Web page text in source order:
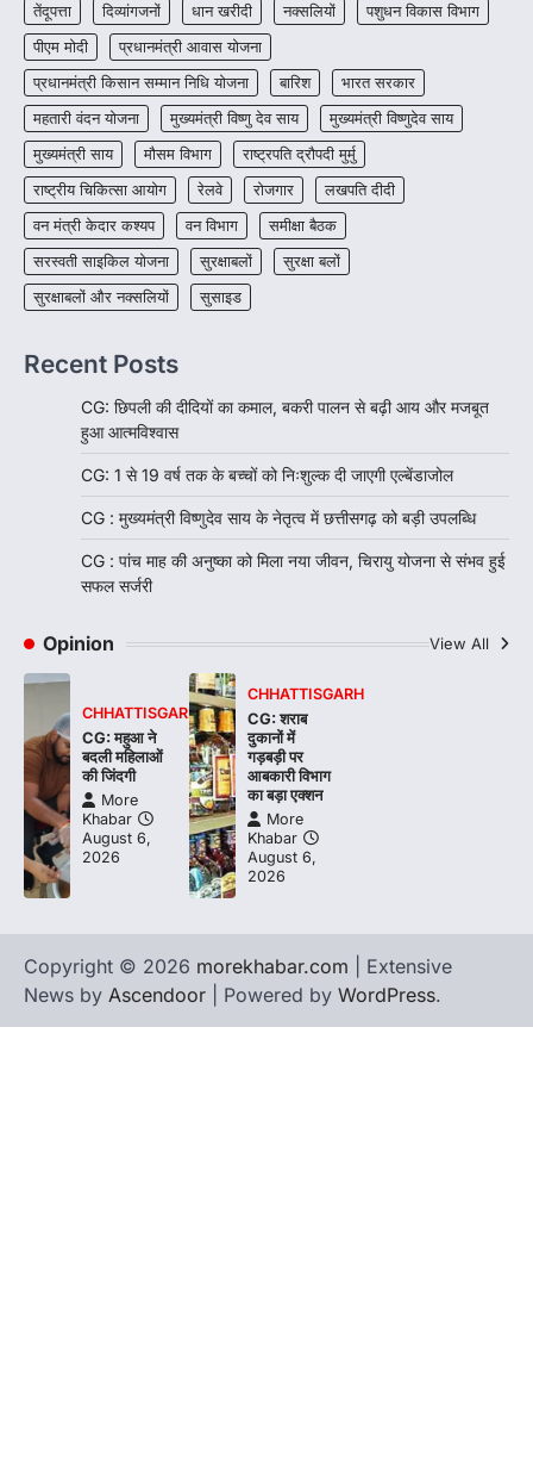
4
जशपुर जिले की 5 माह की मासूम…
तेंदूपत्ता दिव्यांगजनों धान खरीदी नक्सलियों
पशुधन विकास विभाग
पीएम मोदी
प्रधानमंत्री आवास योजना
प्रधानमंत्री किसान सम्मान निधि योजना
बारिश
भारत सरकार
महतारी वंदन योजना
मुख्यमंत्री विष्णु देव साय
मुख्यमंत्री विष्णुदेव साय
मुख्यमंत्री साय
मौसम विभाग
राष्ट्रपति द्रौपदी मुर्मु
राष्ट्रीय चिकित्सा आयोग
रेलवे रोजगार
लखपति दीदी
वन मंत्री केदार कश्यप
वन विभाग
समीक्षा बैठक
सरस्वती साइकिल योजना
सुरक्षाबलों
सुरक्षा बलों
सुरक्षाबलों और नक्सलियों
सुसाइड
Recent Posts
CG: छिपली की दीदियों का कमाल, बकरी पालन से बढ़ी आय और मजबूत
हुआ आत्मविश्वास
CG: 1 से 19 वर्ष तक के बच्चों को निःशुल्क दी जाएगी एल्बेंडाजोल
CG : मुख्यमंत्री विष्णुदेव साय के नेतृत्व में छत्तीसगढ़ को बड़ी उपलब्धि
CG : पांच माह की अनुष्का को मिला नया जीवन, चिरायु योजना से संभव हुई
सफल सर्जरी
Opinion View All
CHHATTISGARH
CG: महुआ ने
बदली महिलाओं
की जिंदगी
More
Khabar
August 6,
2026
CHHATTISGARH
CG: शराब
दुकानों में
गड़बड़ी पर
आबकारी विभाग
का बड़ा एक्शन
More
Khabar
August 6,
2026
Copyright © 2026 morekhabar.com | Extensive
News by Ascendoor | Powered by WordPress.